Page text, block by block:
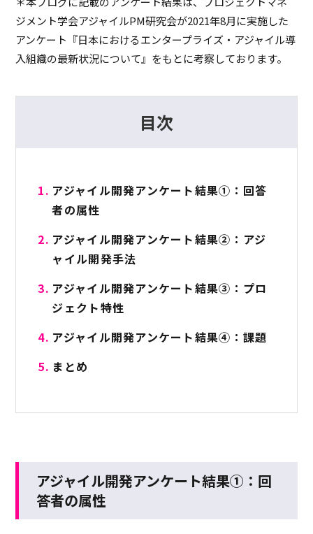
ジメント学会アジャイルPM研究会が2021年8月に実施した
アンケート『日本におけるエンタープライズ・アジャイル導
入組織の最新状況について』をもとに考察しております。
目次
アジャイル開発アンケート結果①：回答
者の属性
アジャイル開発アンケート結果②：アジ
ャイル開発手法
アジャイル開発アンケート結果③：プロ
ジェクト特性
アジャイル開発アンケート結果④：課題
まとめ
アジャイル開発アンケート結果①：回
答者の属性